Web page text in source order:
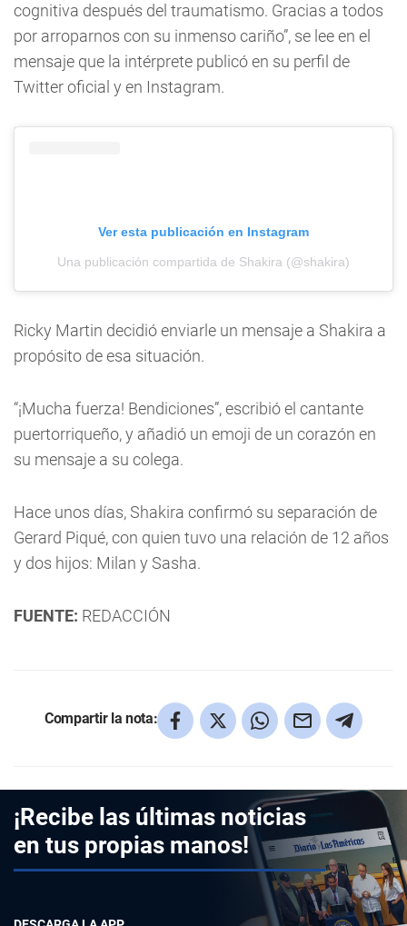
cognitiva después del traumatismo. Gracias a todos
por arroparnos con su inmenso cariño”, se lee en el
mensaje que la intérprete publicó en su perfil de
Twitter oficial y en Instagram.
Ver esta publicación en Instagram
Una publicación compartida de Shakira (@shakira)
Ricky Martin decidió enviarle un mensaje a Shakira a
propósito de esa situación.
“¡Mucha fuerza! Bendiciones”, escribió el cantante
puertorriqueño, y añadió un emoji de un corazón en
su mensaje a su colega.
Hace unos días, Shakira confirmó su separación de
Gerard Piqué, con quien tuvo una relación de 12 años
y dos hijos: Milan y Sasha.
FUENTE: REDACCIÓN
Compartir la nota:
¡Recibe las últimas noticias
en tus propias manos!